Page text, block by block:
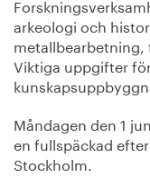
arkeologi och
Viktiga uppgifter
Måndagen den 1
en fullspäckad
Stockholm.